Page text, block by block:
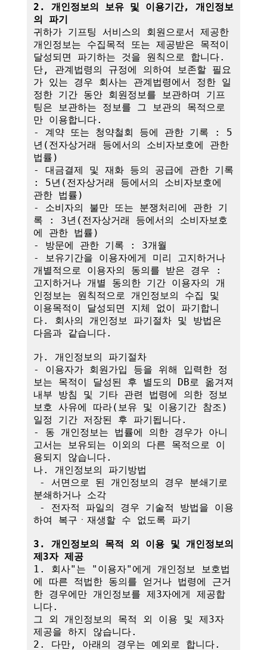
2. 개인정보의 보유 및 이용기간, 개인정보
의 파기
귀하가 기프팅 서비스의 회원으로서 제공한
개인정보는 수집목적 또는 제공받은 목적이
달성되면 파기하는 것을 원칙으로 합니다.
단, 관계법령의 규정에 의하여 보존할 필요
가 있는 경우 회사는 관계법령에서 정한 일
정한 기간 동안 회원정보를 보관하며 기프
팅은 보관하는 정보를 그 보관의 목적으로
만 이용합니다.
- 계약 또는 청약철회 등에 관한 기록 : 5
년(전자상거래 등에서의 소비자보호에 관한
법률)
- 대금결제 및 재화 등의 공급에 관한 기록
: 5년(전자상거래 등에서의 소비자보호에
관한 법률)
- 소비자의 불만 또는 분쟁처리에 관한 기
록 : 3년(전자상거래 등에서의 소비자보호
에 관한 법률)
- 방문에 관한 기록 : 3개월
- 보유기간을 이용자에게 미리 고지하거나
개별적으로 이용자의 동의를 받은 경우 :
고지하거나 개별 동의한 기간 이용자의 개
인정보는 원칙적으로 개인정보의 수집 및
이용목적이 달성되면 지체 없이 파기합니
다. 회사의 개인정보 파기절차 및 방법은
다음과 같습니다.
가. 개인정보의 파기절차
- 이용자가 회원가입 등을 위해 입력한 정
보는 목적이 달성된 후 별도의 DB로 옮겨져
내부 방침 및 기타 관련 법령에 의한 정보
보호 사유에 따라(보유 및 이용기간 참조)
일정 기간 저장된 후 파기됩니다.
- 동 개인정보는 법률에 의한 경우가 아니
고서는 보유되는 이외의 다른 목적으로 이
용되지 않습니다.
나. 개인정보의 파기방법
분쇄하거나 소각
하여 복구ㆍ재생할 수 없도록 파기
3. 개인정보의 목적 외 이용 및 개인정보의
제3자 제공
1. 회사"는 "이용자"에게 개인정보 보호법
에 따른 적법한 동의를 얻거나 법령에 근거
한 경우에만 개인정보를 제3자에게 제공합
니다.
그 외 개인정보의 목적 외 이용 및 제3자
제공을 하지 않습니다.
2. 다만, 아래의 경우는 예외로 합니다.